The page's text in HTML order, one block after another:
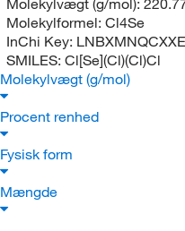
Molekylformel: Cl4Se
InChi Key:
SMILES: Cl[Se](Cl)(Cl)Cl
Molekylvægt (g/mol)
Procent renhed
Fysisk form
Mængde